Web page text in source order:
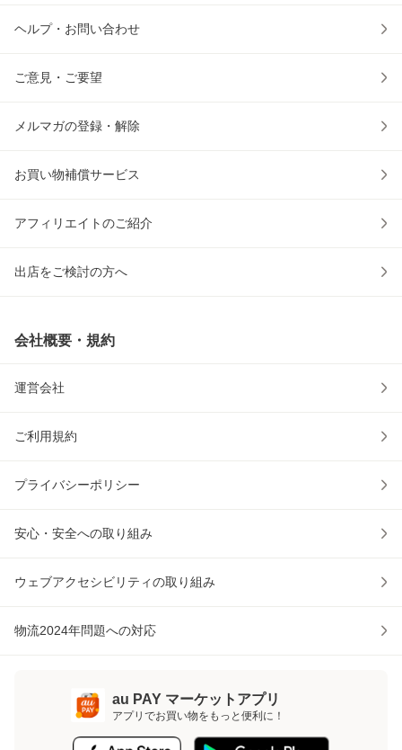
ヘルプ・お問い合わせ
ご意見・ご要望
メルマガの登録・解除
お買い物補償サービス
アフィリエイトのご紹介
出店をご検討の方へ
会社概要・規約
運営会社
ご利用規約
プライバシーポリシー
安心・安全への取り組み
ウェブアクセシビリティの取り組み
物流2024年問題への対応
au PAY マーケットアプリ
アプリでお買い物をもっと便利に！